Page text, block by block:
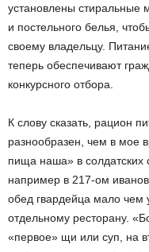
установлены стиральные
и постельного белья,
своему владельцу.
теперь обеспечивают
конкурсного отбора.
К слову сказать, рацион
разнообразен, чем в
пища наша» в солдатских
например в 217-ом
обед гвардейца мало чем
отдельному ресторану.
«первое» щи или суп, на